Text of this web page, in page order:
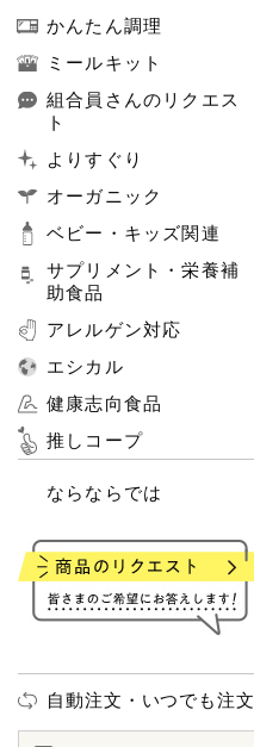
かんたん調理
ミールキット
組合員さんのリクエス
ト
よりすぐり
オーガニック
ベビー・キッズ関連
サプリメント・栄養補
助食品
アレルゲン対応
エシカル
健康志向食品
推しコープ
ならならでは
自動注文・いつでも注文